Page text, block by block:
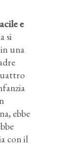
e
si
una
ebbe
con il